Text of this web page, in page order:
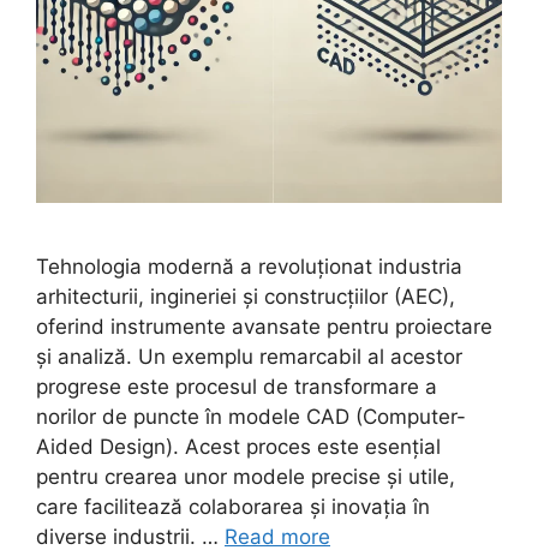
Tehnologia modernă a revoluționat industria
arhitecturii, ingineriei și construcțiilor (AEC),
oferind instrumente avansate pentru proiectare
și analiză. Un exemplu remarcabil al acestor
progrese este procesul de transformare a
norilor de puncte în modele CAD (Computer-
Aided Design). Acest proces este esențial
pentru crearea unor modele precise și utile,
care facilitează colaborarea și inovația în
diverse industrii. … Read more